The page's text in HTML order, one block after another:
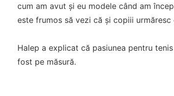
cum am avut și eu modele când am
este frumos să vezi că și copiii
Halep a explicat că pasiunea pentru
fost pe măsură.